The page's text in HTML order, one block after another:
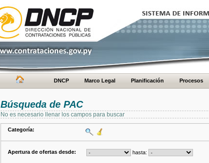
DNCP Marco Legal Planificación Procesos
Búsqueda de PAC
No es necesario llenar los campos para buscar
Categoría:
Apertura de ofertas desde: hasta: